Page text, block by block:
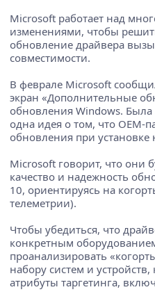
Microsoft работает над
изменениями, чтобы
обновление драйвера
совместимости.
В феврале Microsoft
экран «Дополнительные
обновления Windows.
одна идея о том, что OEM-
обновления при
Microsoft говорит, что они
качество и надежность
10, ориентируясь на
телеметрии).
Чтобы убедиться, что
конкретным
проанализировать
набору систем и
атрибуты таргетинга,